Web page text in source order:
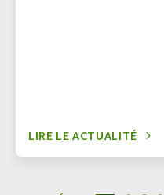
LIRE LE ACTUALITÉ